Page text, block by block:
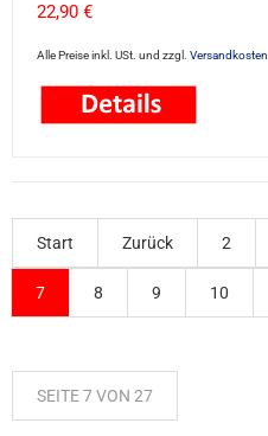
22,90 €
Alle Preise inkl. USt. und zzgl. Versandkosten
Start Zurück 2
7 8 9 10
SEITE 7 VON 27